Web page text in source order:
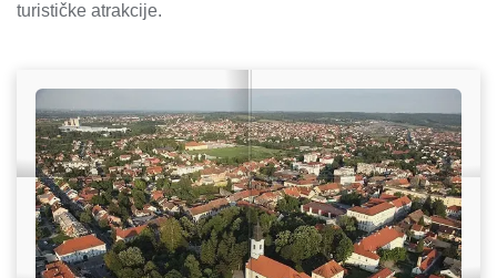
turističke atrakcije.